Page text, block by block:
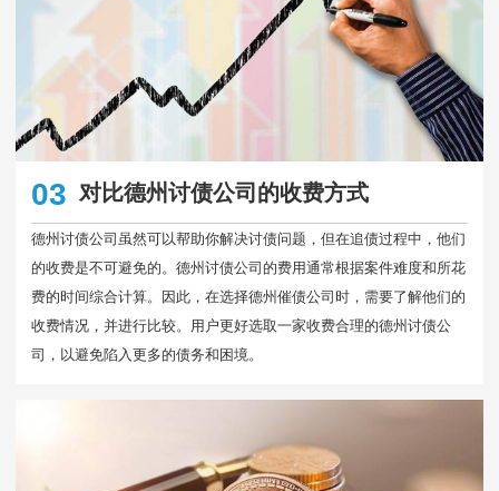
03 对比德州讨债公司的收费方式
德州讨债公司虽然可以帮助你解决讨债问题，但在追债过程中，他们
的收费是不可避免的。德州讨债公司的费用通常根据案件难度和所花
费的时间综合计算。因此，在选择德州催债公司时，需要了解他们的
收费情况，并进行比较。用户更好选取一家收费合理的德州讨债公
司，以避免陷入更多的债务和困境。